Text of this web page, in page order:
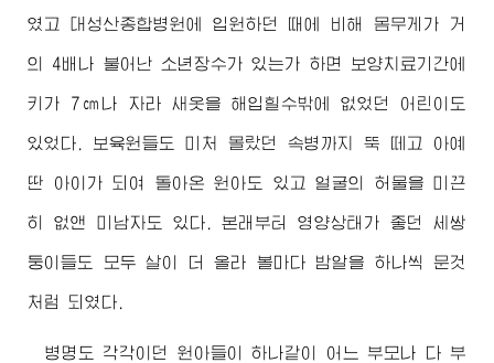
였고 대성산종합병원에 입원하던 때에 비해 몸무게가 거
의 4배나 불어난 소년장수가 있는가 하면 보양치료기간에
키가 7㎝나 자라 새옷을 해입힐수밖에 없었던 어린이도
있었다. 보육원들도 미처 몰랐던 속병까지 뚝 떼고 아예
딴 아이가 되여 돌아온 원아도 있고 얼굴의 허물을 미끈
히 없앤 미남자도 있다. 본래부터 영양상태가 좋던 세쌍
둥이들도 모두 살이 더 올라 볼마다 밤알을 하나씩 문것
처럼 되였다.
병명도 각각이던 원아들이 하나같이 어느 부모나 다 부